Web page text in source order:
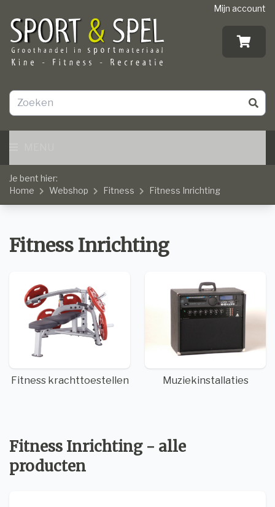
Mijn account
Je bent hier:
Home
Webshop Fitness Fitness Inrichting
Fitness Inrichting
Fitness krachttoestellen Muziekinstallaties
Fitness Inrichting - alle
producten